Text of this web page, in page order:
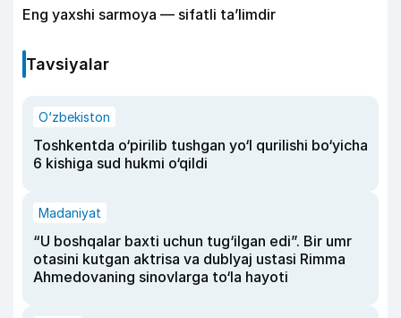
Eng yaxshi sarmoya — sifatli ta’limdir
Tavsiyalar
O‘zbekiston
Toshkentda o‘pirilib tushgan yo‘l qurilishi bo‘yicha
6 kishiga sud hukmi o‘qildi
Madaniyat
“U boshqalar baxti uchun tug‘ilgan edi”. Bir umr
otasini kutgan aktrisa va dublyaj ustasi Rimma
Ahmedovaning sinovlarga to‘la hayoti